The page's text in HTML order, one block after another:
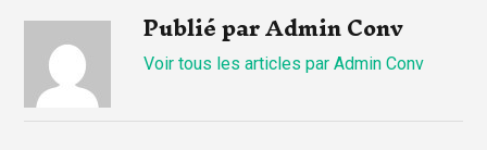
Publié par Admin Conv
Voir tous les articles par Admin Conv